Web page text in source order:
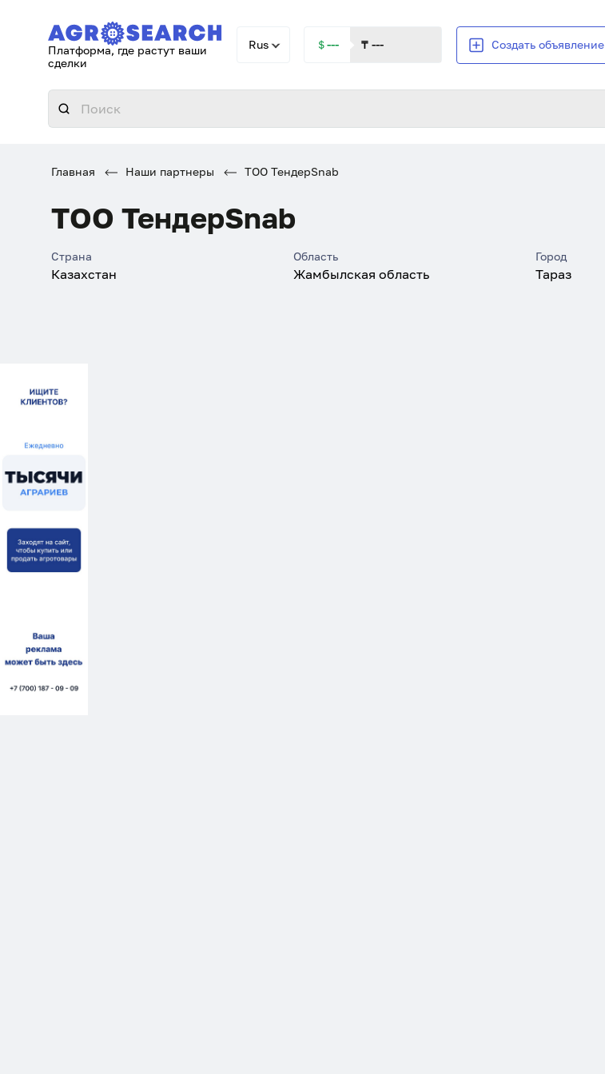
Платформа, где растут ваши
сделки
Rus ＄--- ₸ --- Создать объявление
Главная Наши партнеры ТОО ТендерSnab
ТОО ТендерSnab
Страна
Казахстан
Область
Жамбылская область
Город
Тараз